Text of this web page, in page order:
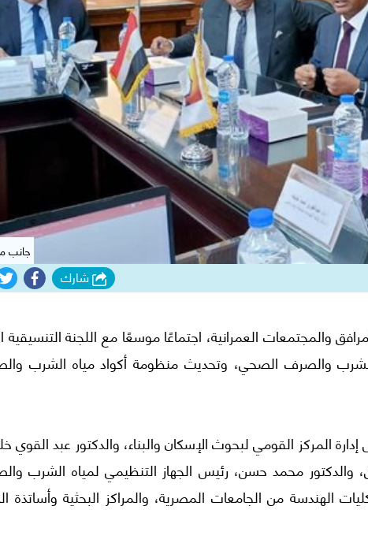
جانب
شارك
والمجتمعات العمرانية، اجتماعًا موسعًا مع اللجنة التنسيقية
والصرف الصحي، وتحديث منظومة أكواد مياه الشرب
المركز القومي لبحوث الإسكان والبناء، والدكتور عبد القوي
محمد حسن، رئيس الجهاز التنظيمي لمياه الشرب
من الجامعات المصرية، والمراكز البحثية وأساتذة